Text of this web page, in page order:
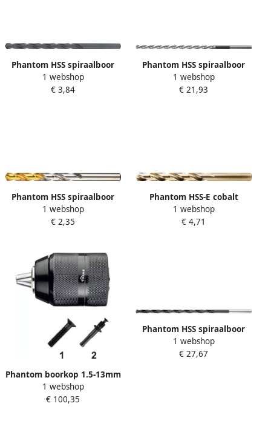
Phantom HSS spiraalboor
DIN340N 12 0x205mm
1 webshop
€ 3,84
Phantom HSS spiraalboor
DIN1869 type TS
10.0x265x185mm
1 webshop
€ 21,93
Phantom HSS spiraalboor
DIN338 Tin-tip. 3.3x65mm
(2st)
1 webshop
€ 2,35
Phantom HSS-E cobalt
spiraalboor DIN338N
10.5x133mm
1 webshop
€ 4,71
Phantom boorkop 1.5-13mm
1 2x20UNF zelfspan
doorboor d ls rs
1 webshop
€ 100,35
Phantom HSS spiraalboor
DIN1869N 6.0x260x180mm
1 webshop
€ 27,67